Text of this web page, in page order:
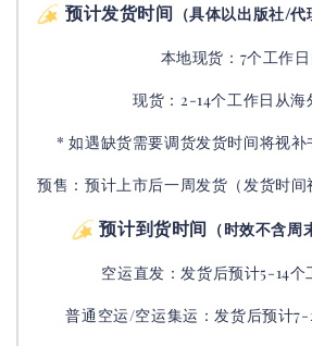
预计发货时间 （具体以出版社/代
本地现货：7个工作
现货：2-14个工作日从海
* 如遇缺货需要调货发货时间将视
预售：预计上市后一周发货（发货时
预计到货时间 （时效不含周
空运直发：发货后预计5-14个
普通空运/空运集运：发货后预计7-